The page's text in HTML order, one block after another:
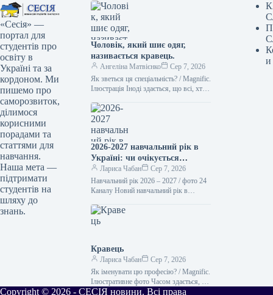
«Сесія» —
портал для
студентів про
освіту в
Україні та за
кордоном. Ми
пишемо про
саморозвиток,
ділимося
корисними
порадами та
статтями для
навчання.
Наша мета —
підтримати
студентів на
шляху до
знань.
Чоловік, який шиє одяг,
називається кравець.
Ангеліна Матвієнко
Сер 7, 2026
Як зветься ця спеціальність? / Magnific.
Ілюстрація Іноді здається, що всі, хто
“швачки”. Проте українська…
2026-2027 навчальний рік в
Україні: чи очікується
підвищення заробітної плати
вчителів та стипендій з 1
вересня
Лариса Чабан
Сер 7, 2026
Навчальний рік 2026 – 2027 / фото 24
Каналу Новий навчальний рік в
розпочнеться 1 вересня. З…
Кравець
Лариса Чабан
Сер 7, 2026
Як іменувати цю професію? / Magnific.
Ілюстративне фото Часом здається, що
всі, хто займається шиттям, – це
и
Copyright © 2026 - СЕСІЯ новини. Всі права